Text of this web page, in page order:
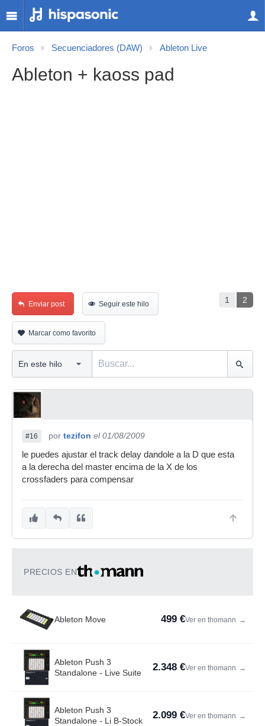
Foros Secuenciadores (DAW) Ableton Live
Ableton + kaoss pad
1 2
Enviar post Seguir este hilo
Marcar como favorito
#16 por tezifon el 01/08/2009
le puedes ajustar el track delay dandole a la D que esta
a la derecha del master encima de la X de los
crossfaders para compensar
PRECIOS EN
Ableton Move 499 €Ver en thomann →
Ableton Push 3
Standalone - Live Suite
2.348 €Ver en thomann →
Ableton Push 3
Standalone - Li B-Stock
2.099 €Ver en thomann →